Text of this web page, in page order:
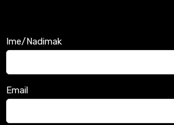
Ime/Nadimak
Email